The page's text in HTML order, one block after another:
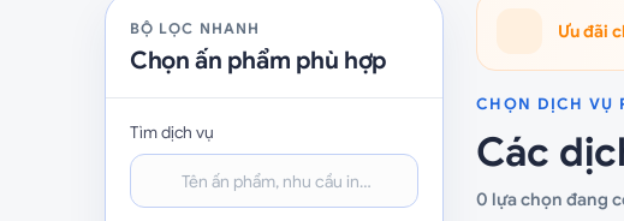
BỘ LỌC NHANH
Chọn ấn phẩm phù hợp
Tìm dịch vụ
Ưu đãi
CHỌN DỊCH VỤ
Các
0 lựa chọn đang